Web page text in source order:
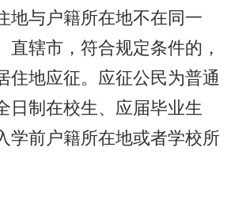
地与户籍所在地不在同一
直辖市，符合规定条件的，
住地应征。应征公民为普通
日制在校生、应届毕业生
学前户籍所在地或者学校所